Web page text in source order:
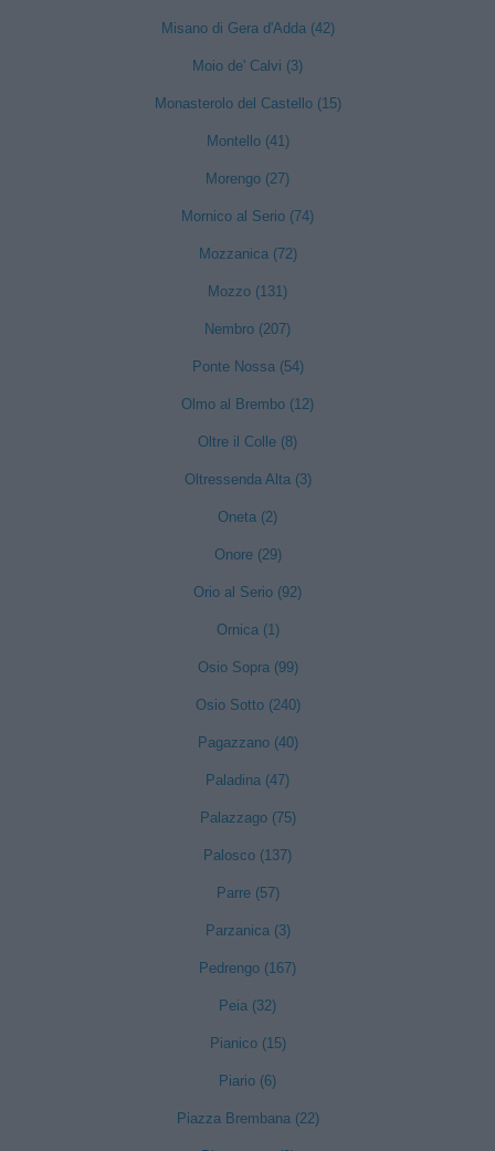
Misano di Gera d'Adda (42)
Moio de' Calvi (3)
Monasterolo del Castello (15)
Montello (41)
Morengo (27)
Mornico al Serio (74)
Mozzanica (72)
Mozzo (131)
Nembro (207)
Ponte Nossa (54)
Olmo al Brembo (12)
Oltre il Colle (8)
Oltressenda Alta (3)
Oneta (2)
Onore (29)
Orio al Serio (92)
Ornica (1)
Osio Sopra (99)
Osio Sotto (240)
Pagazzano (40)
Paladina (47)
Palazzago (75)
Palosco (137)
Parre (57)
Parzanica (3)
Pedrengo (167)
Peia (32)
Pianico (15)
Piario (6)
Piazza Brembana (22)